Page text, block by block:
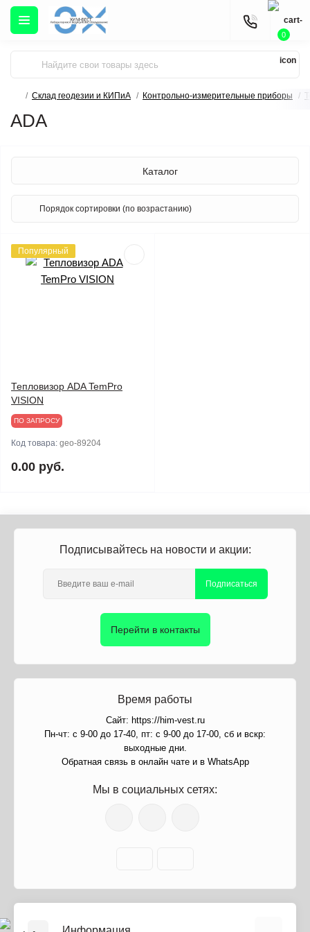
0
Склад геодезии и КИПиА Контрольно-измерительные приборы
ADA
Каталог
Популярный
Тепловизор ADA TemPro
VISION
ПО ЗАПРОСУ
Код товара: geo-89204
0.00 руб.
Подписывайтесь на новости и акции:
Подписаться
Перейти в контакты
Время работы
Сайт: https://him-vest.ru
Пн-чт: с 9-00 до 17-40, пт: с 9-00 до 17-00, сб и вскр:
выходные дни.
Обратная связь в онлайн чате и в WhatsApp
Мы в социальных сетях: